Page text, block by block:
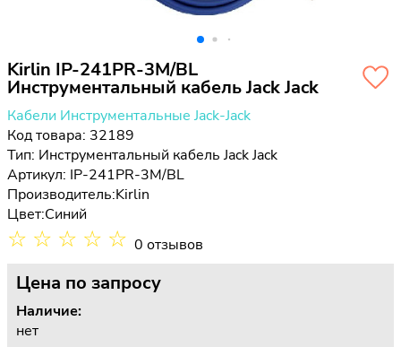
Kirlin IP-241PR-3M/BL
Инструментальный кабель Jack Jack
Кабели Инструментальные Jack-Jack
Код товара: 32189
Тип: Инструментальный кабель Jack Jack
Артикул: IP-241PR-3M/BL
Производитель:Kirlin
Цвет:Синий
☆ ☆ ☆ ☆ ☆ 0 отзывов
Цена по запросу
Наличие:
нет